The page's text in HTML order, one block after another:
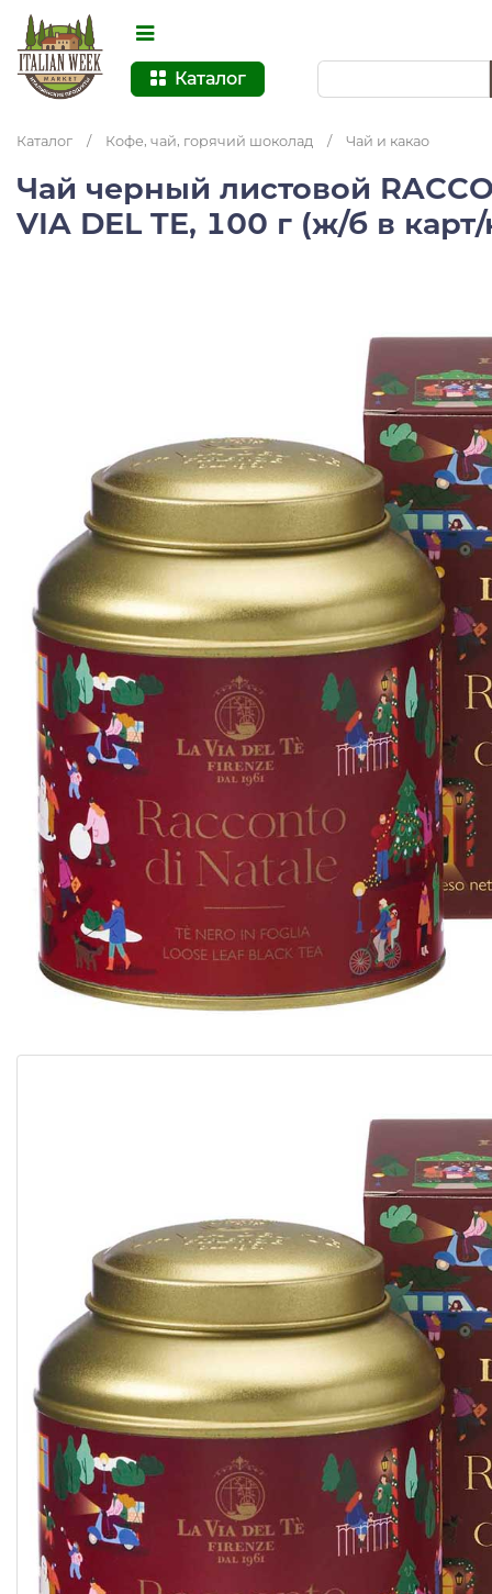
Каталог
Каталог / Кофе, чай, горячий шоколад / Чай и какао
Чай черный листовой
VIA DEL TE, 100 г (ж/б в